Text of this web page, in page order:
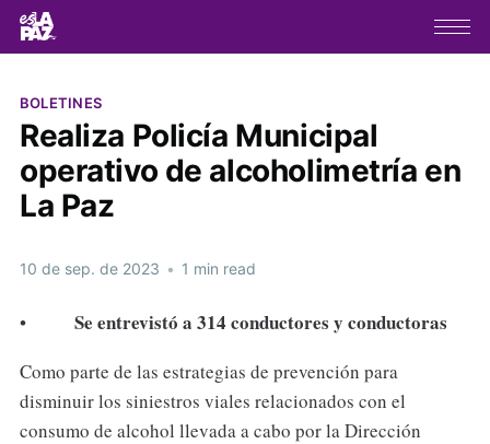
BOLETINES
Realiza Policía Municipal
operativo de alcoholimetría en
La Paz
10 de sep. de 2023 • 1 min read
• Se entrevistó a 314 conductores y conductoras
Como parte de las estrategias de prevención para
disminuir los siniestros viales relacionados con el
consumo de alcohol llevada a cabo por la Dirección